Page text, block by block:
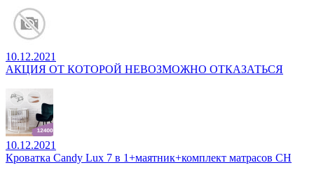
10.12.2021
АКЦИЯ ОТ КОТОРОЙ НЕВОЗМОЖНО ОТКАЗАТЬСЯ
10.12.2021
Кроватка Candy Lux 7 в 1+маятник+комплект матрасов CH